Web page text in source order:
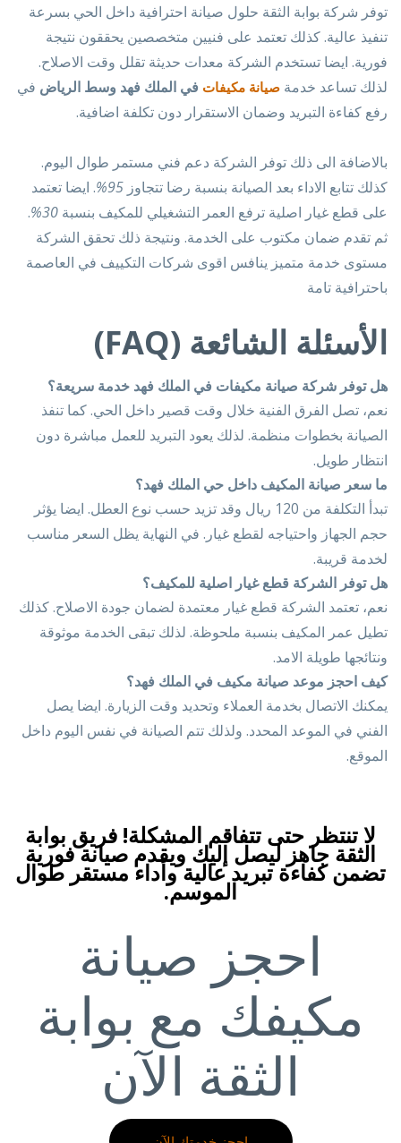
توفر شركة بوابة الثقة حلول صيانة احترافية داخل الحي بسرعة
تنفيذ عالية. كذلك تعتمد على فنيين متخصصين يحققون نتيجة
فورية. ايضا تستخدم الشركة معدات حديثة تقلل وقت الاصلاح.
لذلك تساعد خدمة صيانة مكيفات في الملك فهد وسط الرياض في
رفع كفاءة التبريد وضمان الاستقرار دون تكلفة اضافية.
بالاضافة الى ذلك توفر الشركة دعم فني مستمر طوال اليوم.
كذلك تتابع الاداء بعد الصيانة بنسبة رضا تتجاوز 95%
. ايضا تعتمد
على قطع غيار اصلية ترفع العمر التشغيلي للمكيف بنسبة 30%
.
ثم تقدم ضمان مكتوب على الخدمة. ونتيجة ذلك تحقق الشركة
مستوى خدمة متميز ينافس اقوى شركات التكييف في العاصمة
باحترافية تامة
الأسئلة الشائعة (FAQ)
هل توفر شركة صيانة مكيفات في الملك فهد خدمة سريعة؟
نعم، تصل الفرق الفنية خلال وقت قصير داخل الحي. كما تنفذ
الصيانة بخطوات منظمة. لذلك يعود التبريد للعمل مباشرة دون
انتظار طويل.
ما سعر صيانة المكيف داخل حي الملك فهد؟
تبدأ التكلفة من 120 ريال وقد تزيد حسب نوع العطل. ايضا يؤثر
حجم الجهاز واحتياجه لقطع غيار. في النهاية يظل السعر مناسب
لخدمة قريبة.
هل توفر الشركة قطع غيار اصلية للمكيف؟
نعم، تعتمد الشركة قطع غيار معتمدة لضمان جودة الاصلاح. كذلك
تطيل عمر المكيف بنسبة ملحوظة. لذلك تبقى الخدمة موثوقة
ونتائجها طويلة الامد.
كيف احجز موعد صيانة مكيف في الملك فهد؟
يمكنك الاتصال بخدمة العملاء وتحديد وقت الزيارة. ايضا يصل
الفني في الموعد المحدد. ولذلك تتم الصيانة في نفس اليوم داخل
الموقع.
لا تنتظر حتى تتفاقم المشكلة! فريق بوابة
الثقة جاهز ليصل إليك ويقدم صيانة فورية
تضمن كفاءة تبريد عالية وأداء مستقر طوال
الموسم.
احجز صيانة
مكيفك مع بوابة
الثقة الآن